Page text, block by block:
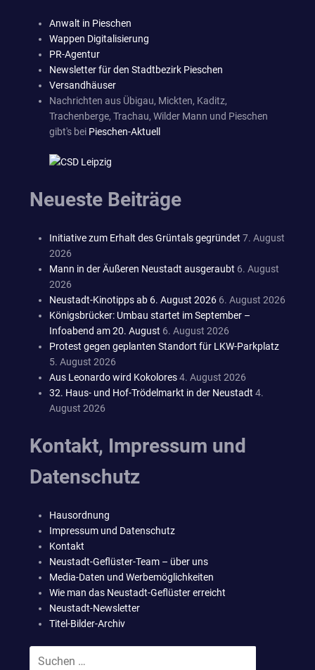
Anwalt in Pieschen
Wappen Digitalisierung
PR-Agentur
Newsletter für den Stadtbezirk Pieschen
Versandhäuser
Nachrichten aus Übigau, Mickten, Kaditz,
Trachenberge, Trachau, Wilder Mann und Pieschen
gibt's bei Pieschen-Aktuell
Neueste Beiträge
Initiative zum Erhalt des Grüntals gegründet 7. August
2026
Mann in der Äußeren Neustadt ausgeraubt 6. August
2026
Neustadt-Kinotipps ab 6. August 2026 6. August 2026
Königsbrücker: Umbau startet im September –
Infoabend am 20. August 6. August 2026
Protest gegen geplanten Standort für LKW-Parkplatz
5. August 2026
Aus Leonardo wird Kokolores4. August 2026
32. Haus- und Hof-Trödelmarkt in der Neustadt 4.
August 2026
Kontakt, Impressum und
Datenschutz
Hausordnung
Impressum und Datenschutz
Kontakt
Neustadt-Geflüster-Team – über uns
Media-Daten und Werbemöglichkeiten
Wie man das Neustadt-Geflüster erreicht
Neustadt-Newsletter
Titel-Bilder-Archiv